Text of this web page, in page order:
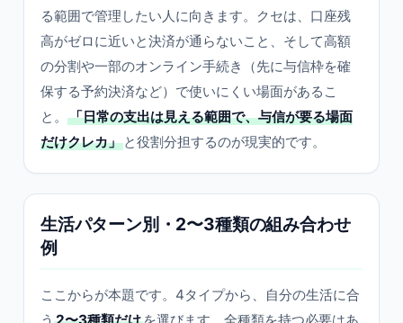
る範囲で管理したい人に向きます。クセは、口座残
高がゼロに近いと決済が通らないこと、そして高額
の分割や一部のオンライン手続き（先に与信枠を確
保する予約決済など）で使いにくい場面があるこ
と。
「日常の支出は見える範囲で、与信が要る場面
だけクレカ」 と役割分担するのが現実的です。
生活パターン別・2〜3種類の組み合わせ
例
ここからが本題です。4タイプから、自分の生活に合